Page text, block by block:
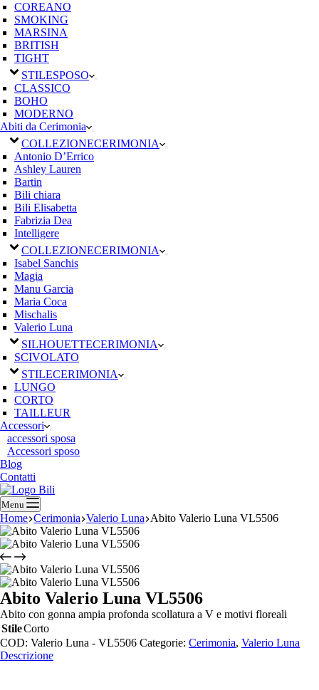
COREANO
SMOKING
MARSINA
BRITISH
TIGHT
STILESPOSO
CLASSICO
BOHO
MODERNO
Abiti da Cerimonia
COLLEZIONECERIMONIA
Antonio D’Errico
Ashley Lauren
Bartin
Bili chiara
Bili Elisabetta
Fabrizia Dea
Intelligere
COLLEZIONECERIMONIA
Isabel Sanchis
Magia
Manu Garcia
Maria Coca
Mischalis
Valerio Luna
SILHOUETTECERIMONIA
SCIVOLATO
STILECERIMONIA
LUNGO
CORTO
TAILLEUR
Accessori
accessori sposa
Accessori sposo
Blog
Contatti
Menu
Home Cerimonia Valerio Luna Abito Valerio Luna VL5506
Abito Valerio Luna VL5506
Abito con gonna ampia profonda scollatura a V e motivi floreali
StileCorto
COD: Valerio Luna - VL5506 Categorie: Cerimonia, Valerio Luna
Descrizione